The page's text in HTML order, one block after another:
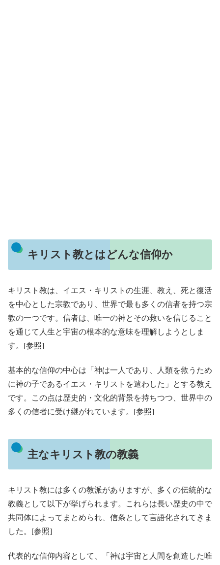
キリスト教とはどんな信仰か
キリスト教は、イエス・キリストの生涯、教え、死と復活
を中心とした宗教であり、世界で最も多くの信者を持つ宗
教の一つです。信者は、唯一の神とその救いを信じること
を通じて人生と宇宙の根本的な意味を理解しようとしま
す。[参照]
基本的な信仰の中心は「神は一人であり、人類を救うため
に神の子であるイエス・キリストを遣わした」とする教え
です。この点は歴史的・文化的背景を持ちつつ、世界中の
多くの信者に受け継がれています。[参照]
主なキリスト教の教義
キリスト教には多くの教派がありますが、多くの伝統的な
教義として以下が挙げられます。これらは長い歴史の中で
共同体によってまとめられ、信条として言語化されてきま
した。[参照]
代表的な信仰内容として、「神は宇宙と人間を創造した唯